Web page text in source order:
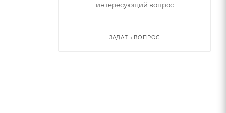
интересующий вопрос
ЗАДАТЬ ВОПРОС